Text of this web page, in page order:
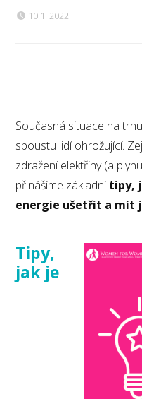
10.1. 2022
Současná situace na
spoustu lidí ohrožující.
zdražení elektřiny (a
přinášíme základnítipy,
energie ušetřit a mít
Tipy,
jak je